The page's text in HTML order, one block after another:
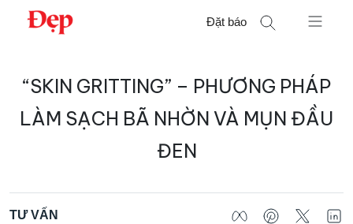
Chuyển
Đặt báo
kiếm
“SKIN GRITTING” – PHƯƠNG PHÁP
LÀM SẠCH BÃ NHỜN VÀ MỤN ĐẦU
ĐEN
TƯ VẤN